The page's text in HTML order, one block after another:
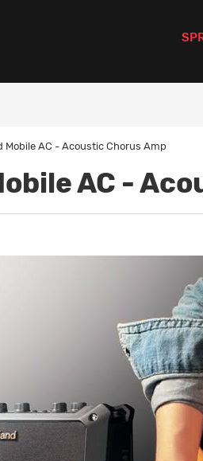
Mobile AC - Acoustic Chorus Amp
AC -